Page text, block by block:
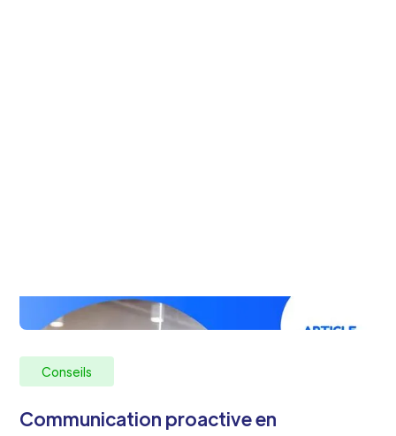
Conseils
Communication proactive en